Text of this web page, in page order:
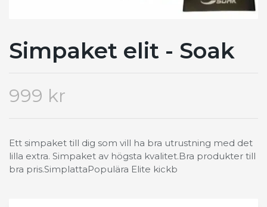
Simpaket elit - Soak
999 kr
Ett simpaket till dig som vill ha bra utrustning med det
lilla extra. Simpaket av högsta kvalitet.Bra produkter till
bra pris.SimplattaPopulära Elite kickb